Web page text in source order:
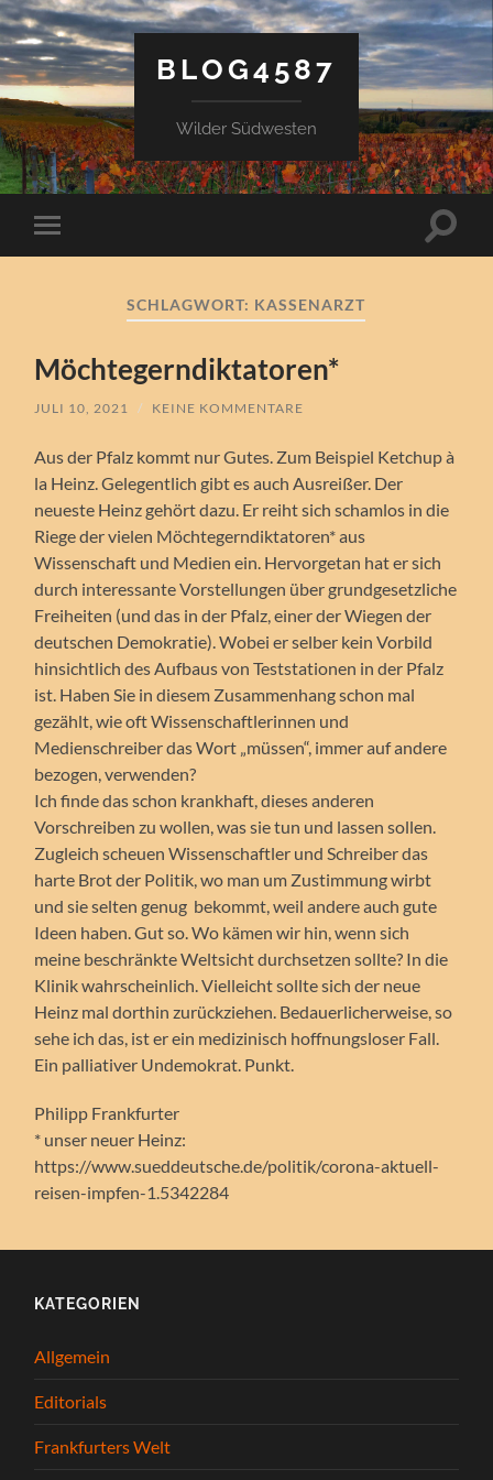
BLOG4587
Wilder Südwesten
Mobile-
Menü
SCHLAGWORT: KASSENARZT
Möchtegerndiktatoren*
JULI 10, 2021 / KEINE KOMMENTARE
Aus der Pfalz kommt nur Gutes. Zum Beispiel Ketchup à
la Heinz. Gelegentlich gibt es auch Ausreißer. Der
neueste Heinz gehört dazu. Er reiht sich schamlos in die
Riege der vielen Möchtegerndiktatoren* aus
Wissenschaft und Medien ein. Hervorgetan hat er sich
durch interessante Vorstellungen über grundgesetzliche
Freiheiten (und das in der Pfalz, einer der Wiegen der
deutschen Demokratie). Wobei er selber kein Vorbild
hinsichtlich des Aufbaus von Teststationen in der Pfalz
ist. Haben Sie in diesem Zusammenhang schon mal
gezählt, wie oft Wissenschaftlerinnen und
Medienschreiber das Wort „müssen“, immer auf andere
bezogen, verwenden?
Ich finde das schon krankhaft, dieses anderen
Vorschreiben zu wollen, was sie tun und lassen sollen.
Zugleich scheuen Wissenschaftler und Schreiber das
harte Brot der Politik, wo man um Zustimmung wirbt
und sie selten genug bekommt, weil andere auch gute
Ideen haben. Gut so. Wo kämen wir hin, wenn sich
meine beschränkte Weltsicht durchsetzen sollte? In die
Klinik wahrscheinlich. Vielleicht sollte sich der neue
Heinz mal dorthin zurückziehen. Bedauerlicherweise, so
sehe ich das, ist er ein medizinisch hoffnungsloser Fall.
Ein palliativer Undemokrat. Punkt.
Philipp Frankfurter
* unser neuer Heinz:
https://www.sueddeutsche.de/politik/corona-aktuell-
reisen-impfen-1.5342284
KATEGORIEN
Allgemein
Editorials
Frankfurters Welt